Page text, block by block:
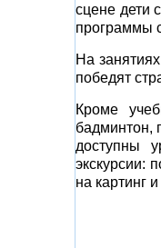
сцене дети
программы
На
победят
Кроме
бадминтон,
доступны
экскурсии:
на картинг и